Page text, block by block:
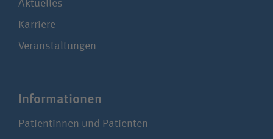
Aktuelles
Karriere
Veranstaltungen
Infor­ma­tionen
Patientinnen und Patienten